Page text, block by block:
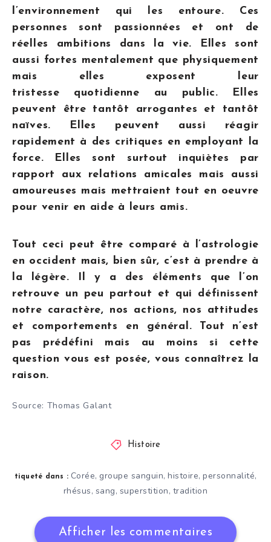
l’environnement qui les entoure. Ces
personnes sont passionnées et ont de
réelles ambitions dans la vie. Elles sont
aussi fortes mentalement que physiquement
mais elles exposent leur
tristesse quotidienne au public. Elles
peuvent être tantôt arrogantes et tantôt
naïves. Elles peuvent aussi réagir
rapidement à des critiques en employant la
force. Elles sont surtout inquiètes par
rapport aux relations amicales mais aussi
amoureuses mais mettraient tout en oeuvre
pour venir en aide à leurs amis.
Tout ceci peut être comparé à l’astrologie
en occident mais, bien sûr, c’est à prendre à
la légère. Il y a des éléments que l’on
retrouve un peu partout et qui définissent
notre caractère, nos actions, nos attitudes
et comportements en général. Tout n’est
pas prédéfini mais au moins si cette
question vous est posée, vous connaîtrez la
raison.
Source: Thomas Galant
Histoire
tiqueté dans : Corée, groupe sanguin, histoire, personnalité,
rhésus, sang, superstition, tradition
Afficher les commentaires